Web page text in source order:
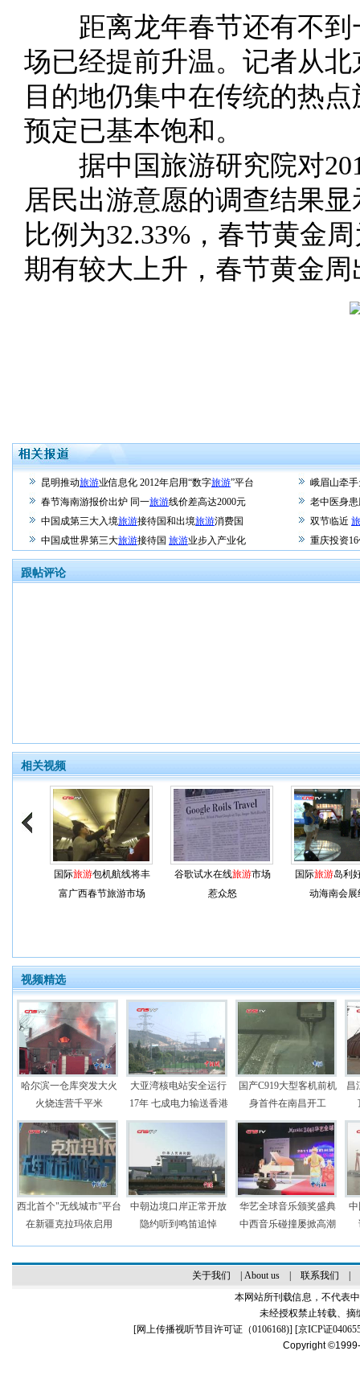
距离龙年春节还有不到
场已经提前升温。记者从
目的地仍集中在传统的热
预定已基本饱和。
据中国旅游研究院对
居民出游意愿的调查结果
比例为32.33%，春节黄金
期有较大上升，春节黄金
昆明推动旅游业信息化 2012年启用“数字旅游”平台
峨眉山牵
春节海南游报价出炉 同一旅游线价差高达2000元
老中医身
中国成第三大入境旅游接待国和出境旅游消费国 双节临近
中国成世界第三大旅游接待国 旅游业步入产业化 重庆投资
跟帖评论
相关视频
国际旅游包机航线将丰
富广西春节旅游市场
谷歌试水在线旅游市场
惹众怒
国际旅游岛利
动海南会展
视频精选
哈尔滨一仓库突发大火
火烧连营千平米
大亚湾核电站安全运行
17年 七成电力输送香港
国产C919大型客机前机
身首件在南昌开工
昌
西北首个"无线城市"平台
在新疆克拉玛依启用
中朝边境口岸正常开放
隐约听到鸣笛追悼
华艺全球音乐颁奖盛典
中西音乐碰撞屡掀高潮
关于我们 About us| 联系我们
本网站所刊载信息，不代表
未经授权禁止转载、摘
[网上传播视听节目许可证（0106168)] [京ICP证
Copyright